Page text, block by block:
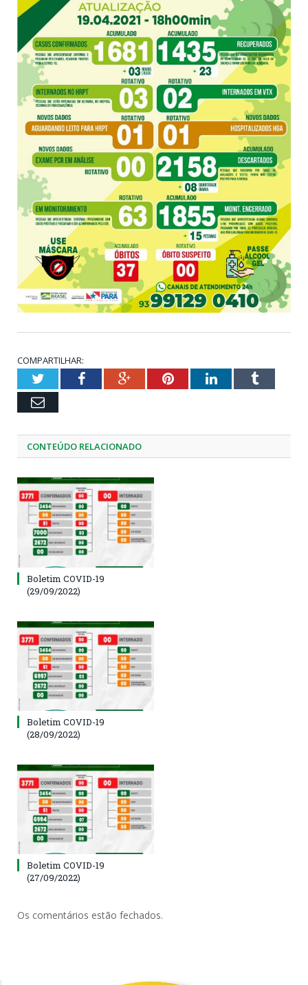
COMPARTILHAR:
TwitterFacebookGoogle+PinterestLinkedInTumblr
Email
CONTEÚDO RELACIONADO
Boletim COVID-19
(29/09/2022)
Boletim COVID-19
(28/09/2022)
Boletim COVID-19
(27/09/2022)
Os comentários estão fechados.